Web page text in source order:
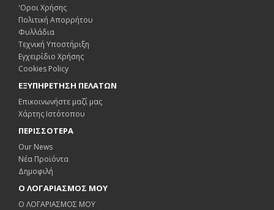
'Οροι Χρήσης
Πολιτική Απορρήτου
Φυλλάδια
Τεχνική Υποστήριξη
Εγχειρίδιο Χρήσης
Cookies Policy
ΕΞΥΠΗΡΕΤΗΣΗ ΠΕΛΑΤΩΝ
Επικοινωνήστε μαζί μας
Χάρτης Ιστότοπου
ΠΕΡΙΣΣΟΤΕΡΑ
Our News
Νέα Προϊόντα
Δημοφιλή
Ο ΛΟΓΑΡΙΑΣΜΟΣ ΜΟΥ
Ο ΛΟΓΑΡΙΑΣΜΟΣ ΜΟΥ